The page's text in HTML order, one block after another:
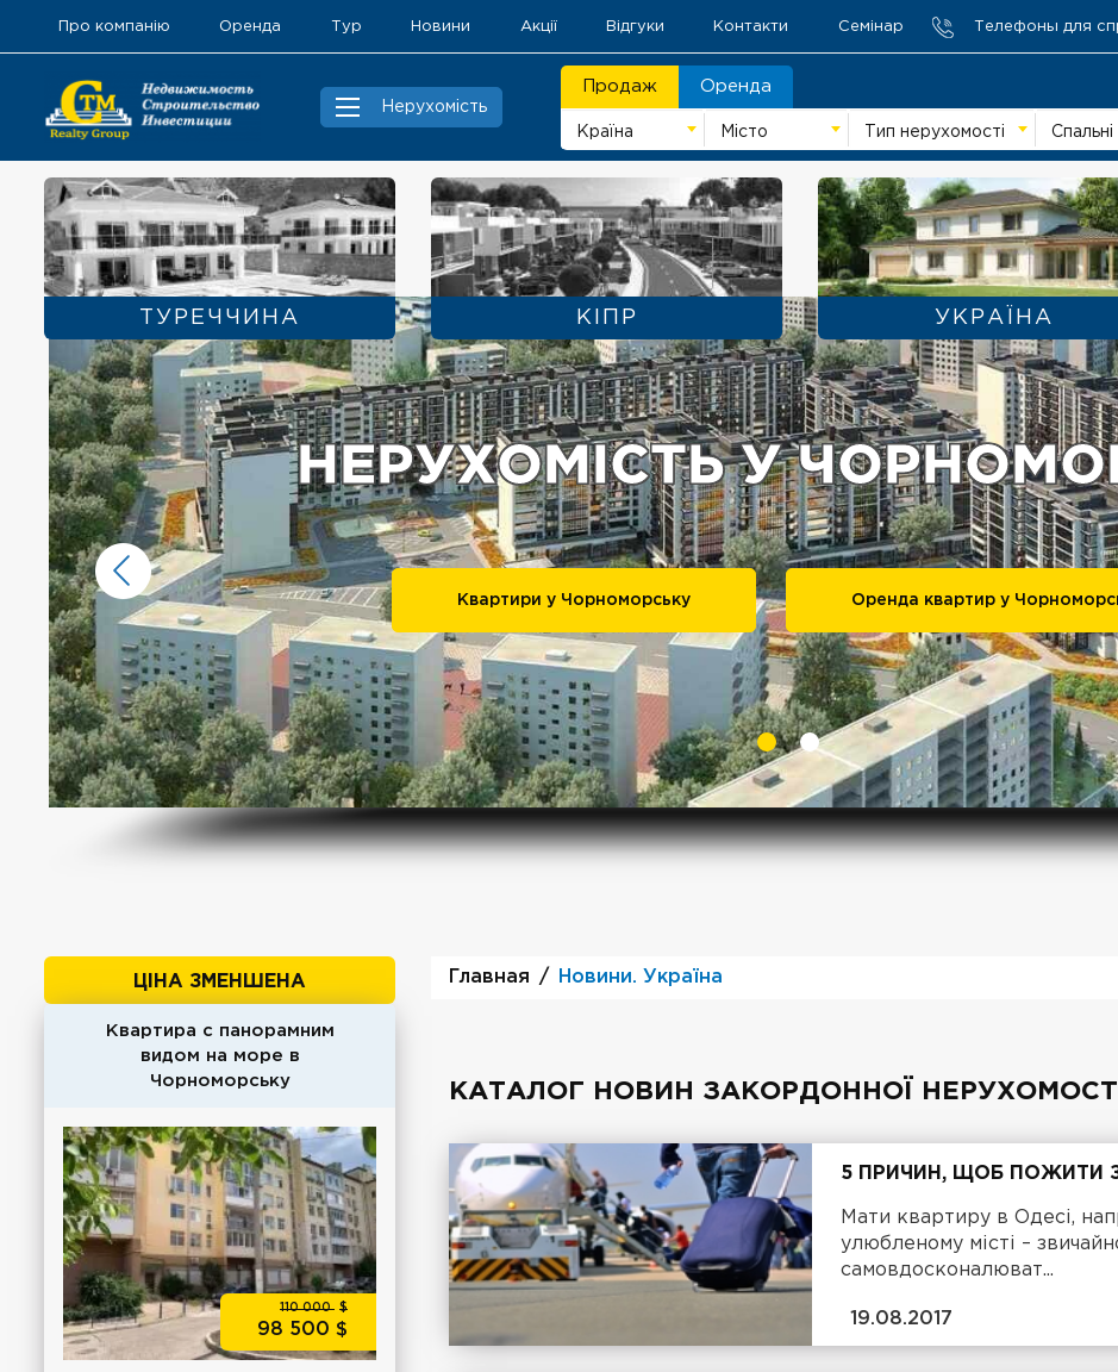
Про компанію Оренда Тур Новини Акції Відгуки Контакти Семінар Телефоны для
Нерухомість
Продаж Оренда
Країна Місто Тип нерухомості Спальні
ТУРЕЧЧИНА KIПР УКРАЇНА
НЕРУХОМІСТЬ У
Квартири у Чорноморську Оренда квартир у
ЦІНА ЗМЕНШЕНА
Квартира с панорамним
видом на море в
Чорноморську
110 000 $
98 500 $
Главная Новини. Україна
КАТАЛОГ НОВИН ЗАКОРДОННОЇ
5 ПРИЧИН, ЩОБ ПОЖИТИ
Мати квартиру в Одесі,
улюбленому місті –
самовдосконалюват...
19.08.2017